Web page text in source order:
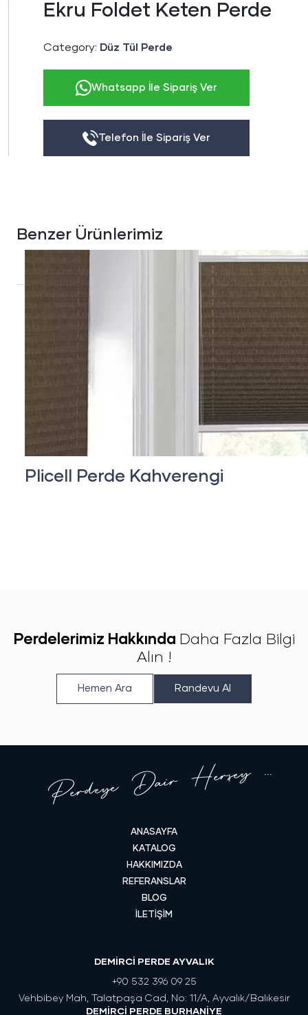
Ekru Foldet Keten Perde
Category: Düz Tül Perde
Whatsapp İle Sipariş Ver
Telefon İle Sipariş Ver
Benzer Ürünlerimiz
Plicell Perde Kahverengi
Perdelerimiz Hakkında Daha Fazla Bilgi
Alın !
Hemen Ara Randevu Al
Perdeye Dair Herşey ...
ANASAYFA
KATALOG
HAKKIMIZDA
REFERANSLAR
BLOG
İLETİŞİM
DEMİRCİ PERDE AYVALIK
+90 532 396 09 25
Vehbibey Mah, Talatpaşa Cad, No: 11/A, Ayvalık/Balıkesir
DEMİRCİ PERDE BURHANİYE